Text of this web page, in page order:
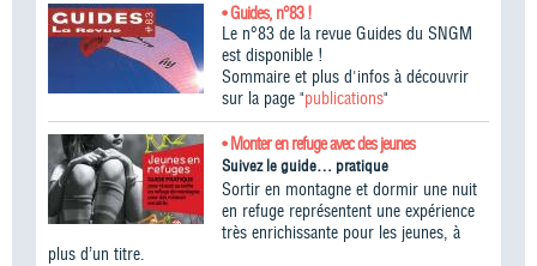
• Guides, n°83 !
Le n°83 de la revue Guides du SNGM
est disponible !
Sommaire et plus d'infos à découvrir
sur la page "publications"
• Monter en refuge avec des jeunes
Suivez le guide… pratique
Sortir en montagne et dormir une nuit
en refuge représentent une expérience
très enrichissante pour les jeunes, à
plus d’un titre.